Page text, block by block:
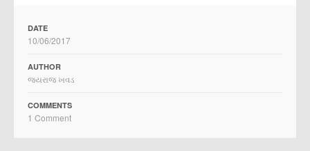
DATE
10/06/2017
AUTHOR
જયરાજ ખવડ
COMMENTS
1 Comment